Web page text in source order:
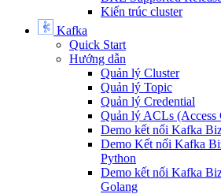
Kiến trúc cluster
Kafka
Quick Start
Hướng dẫn
Quản lý Cluster
Quản lý Topic
Quản lý Credential
Quản lý ACLs (Access
Demo kết nối Kafka
Demo Kết nối Kafka
Python
Demo kết nối Kafka
Golang